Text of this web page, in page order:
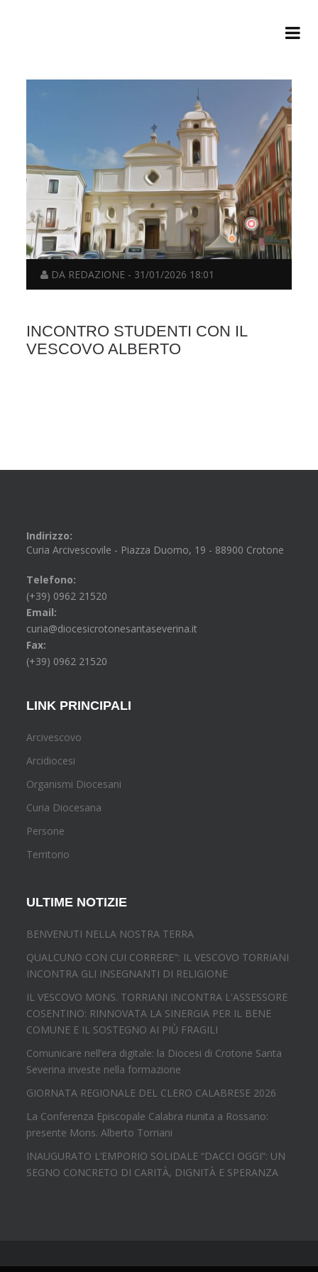
DA REDAZIONE - 31/01/2026 18:01
INCONTRO STUDENTI CON IL
VESCOVO ALBERTO
Indirizzo:
Curia Arcivescovile - Piazza Duomo, 19 - 88900 Crotone
Telefono:
(+39) 0962 21520
Email:
curia@diocesicrotonesantaseverina.it
Fax:
(+39) 0962 21520
LINK PRINCIPALI
Arcivescovo
Arcidiocesi
Organismi Diocesani
Curia Diocesana
Persone
Territorio
ULTIME NOTIZIE
BENVENUTI NELLA NOSTRA TERRA
QUALCUNO CON CUI CORRERE": IL VESCOVO TORRIANI
INCONTRA GLI INSEGNANTI DI RELIGIONE
IL VESCOVO MONS. TORRIANI INCONTRA L'ASSESSORE
COSENTINO: RINNOVATA LA SINERGIA PER IL BENE
COMUNE E IL SOSTEGNO AI PIÙ FRAGILI
Comunicare nell’era digitale: la Diocesi di Crotone Santa
Severina investe nella formazione
GIORNATA REGIONALE DEL CLERO CALABRESE 2026
La Conferenza Episcopale Calabra riunita a Rossano:
presente Mons. Alberto Torriani
INAUGURATO L’EMPORIO SOLIDALE “DACCI OGGI”: UN
SEGNO CONCRETO DI CARITÀ, DIGNITÀ E SPERANZA